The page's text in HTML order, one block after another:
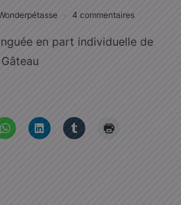
4 commentaires
en part individuelle de